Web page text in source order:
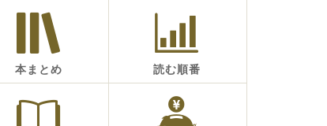
本まとめ 読む順番